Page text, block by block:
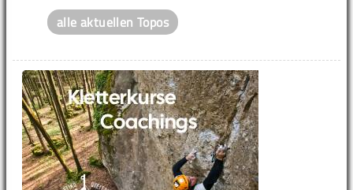
alle aktuellen Topos